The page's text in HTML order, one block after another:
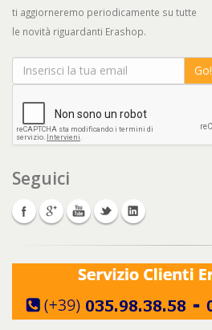
ti aggiorneremo periodicamente su tutte
le novità riguardanti Erashop.
Go!
Seguici